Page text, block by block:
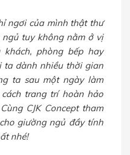
ngơi của mình thật thư
tuy không nằm ở vị
phòng bếp hay
dành nhiều thời gian
ta sau một ngày làm
trang trí hoàn hảo
CJK Concept tham
giường ngủ đầy tính
nhé!